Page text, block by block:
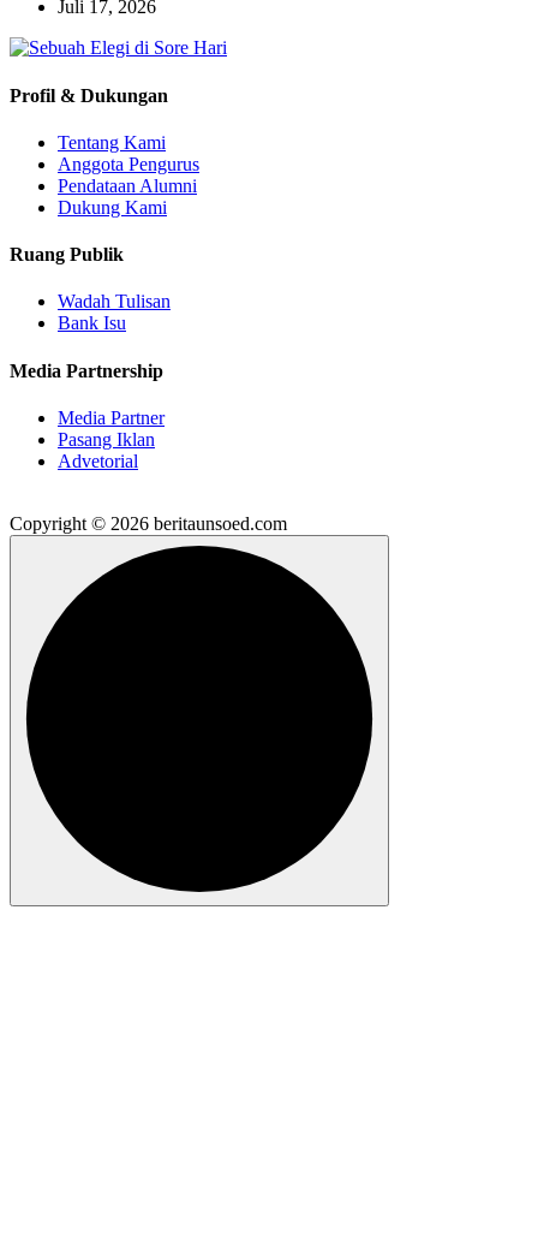
Juli 17, 2026
Profil & Dukungan
Tentang Kami
Anggota Pengurus
Pendataan Alumni
Dukung Kami
Ruang Publik
Wadah Tulisan
Bank Isu
Media Partnership
Media Partner
Pasang Iklan
Advetorial
Copyright © 2026 beritaunsoed.com